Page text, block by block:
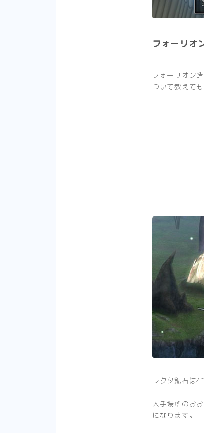
フォーリオ
フォーリオン
ついて教えても
レクタ鉱石は4
入手場所のお
になります。